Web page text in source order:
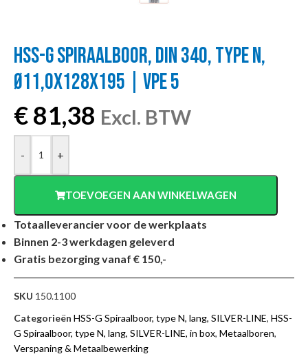
HSS-G SPIRAALBOOR, DIN 340, TYPE N,
Ø11,0X128X195 | VPE 5
€81,38 Excl. BTW
- +
TOEVOEGEN AAN WINKELWAGEN
Totaalleverancier voor de werkplaats
Binnen 2-3 werkdagen geleverd
Gratis bezorging vanaf € 150,-
SKU 150.1100
Categorieën HSS-G Spiraalboor, type N, lang, SILVER-LINE, HSS-
G Spiraalboor, type N, lang, SILVER-LINE, in box, Metaalboren,
Verspaning & Metaalbewerking